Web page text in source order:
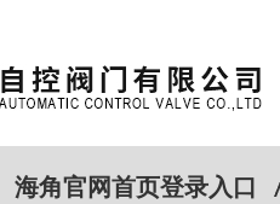
海角官网首页登录入口